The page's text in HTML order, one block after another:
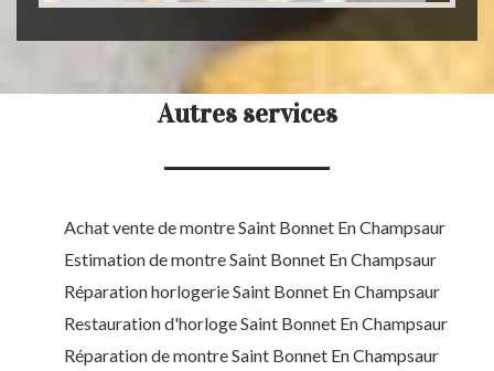
Autres services
Achat vente de montre Saint Bonnet En Champsaur
Estimation de montre Saint Bonnet En Champsaur
Réparation horlogerie Saint Bonnet En Champsaur
Restauration d'horloge Saint Bonnet En Champsaur
Réparation de montre Saint Bonnet En Champsaur